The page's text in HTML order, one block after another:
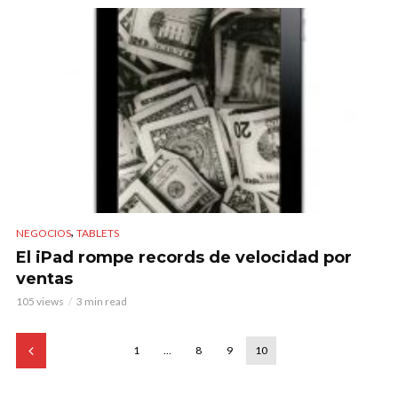
NEGOCIOS, TABLETS
El iPad rompe records de velocidad por
ventas
105 views 3 min read
1 … 8 9 10